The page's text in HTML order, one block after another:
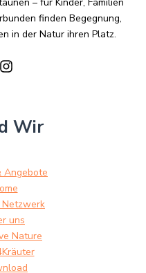
finden Begegnung,
in der Natur ihren Platz.
Wir
Angebote
Netzwerk
uns
Nature